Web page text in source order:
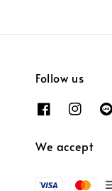
Follow us
We accept